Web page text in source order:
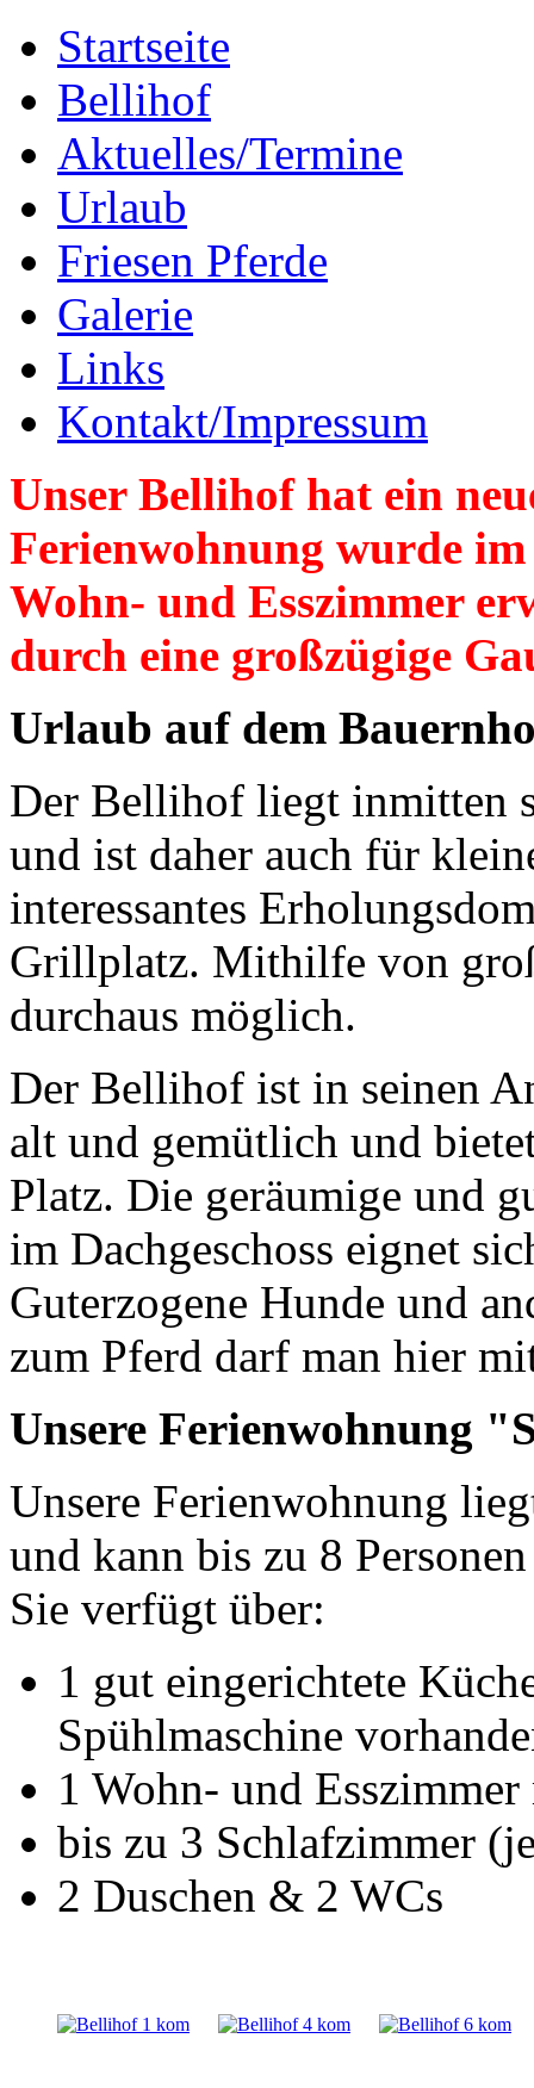
Startseite
Bellihof
Aktuelles/Termine
Urlaub
Friesen Pferde
Galerie
Links
Kontakt/Impressum
Unser Bellihof hat ein
Ferienwohnung wurde
Wohn- und Esszimmer
durch eine großzügige
Urlaub auf dem
Der Bellihof liegt inmitten
und ist daher auch für
interessantes
Grillplatz. Mithilfe von
durchaus möglich.
Der Bellihof ist in seinen
alt und gemütlich und
Platz. Die geräumige und
im Dachgeschoss eignet
Guterzogene Hunde und
zum Pferd darf man hier
Unsere Ferienwohnung
Unsere Ferienwohnung
und kann bis zu 8
Sie verfügt über:
1 gut eingerichtete
Spühlmaschine
1 Wohn- und
bis zu 3 Schlafzimmer
2 Duschen & 2 WCs